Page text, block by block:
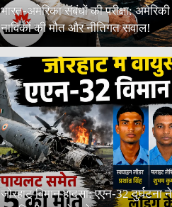
भारत-अमेरिका संबंधों की परीक्षा:
नाविकों की मौत और नीतिगत सवाल!
जोरहाट विमान हादसा: एएन-32 दुर्घटना